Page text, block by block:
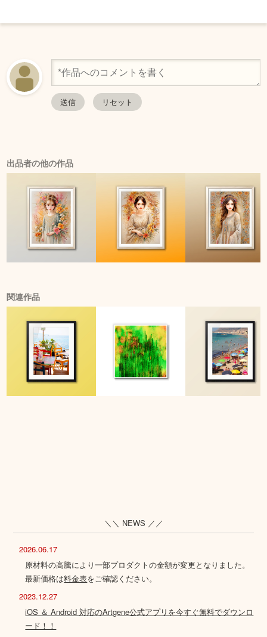
出品者の他の作品
関連作品
＼＼ NEWS ／／
2026.06.17
原材料の高騰により一部プロダクトの金額が変更となりました。
最新価格は料金表をご確認ください。
2023.12.27
iOS ＆ Android 対応のArtgene公式アプリを今すぐ無料でダウンロ
ード！！